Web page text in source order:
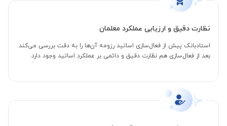
نظارت دقیق و ارزیابی عملکرد معلمان
استادبانک پیش از فعال‌سازی اساتید رزومه آن‌ها را به دقت بررسی می‌کند.
بعد از فعال‌سازی هم نظارت دقیق و دائمی بر عملکرد اساتید وجود دارد.